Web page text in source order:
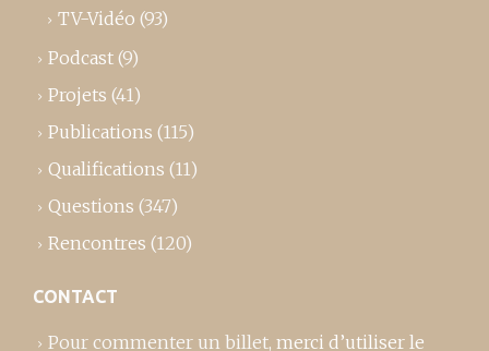
TV-Vidéo (93)
Podcast (9)
Projets (41)
Publications (115)
Qualifications (11)
Questions (347)
Rencontres (120)
CONTACT
Pour commenter un billet, merci d’utiliser le